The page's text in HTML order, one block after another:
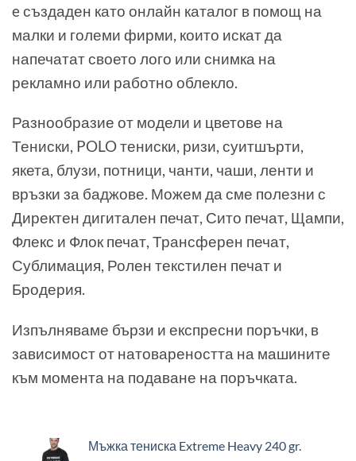
e създаден като онлайн каталог в помощ на
малки и големи фирми, които искат да
напечатат своето лого или снимка на
рекламно или работно облекло.
Разнообразие от модели и цветове на
Тениски, POLO тениски, ризи, суитшърти,
якета, блузи, потници, чанти, чаши, ленти и
връзки за баджове. Можем да сме полезни с
Директен дигитален печат, Сито печат, Щампи,
Флекс и Флок печат, Трансферен печат,
Сублимация, Ролен текстилен печат и
Бродерия.
Изпълняваме бързи и експресни поръчки, в
зависимост от натовареността на машините
към момента на подаване на поръчката.
Мъжка тениска Extreme Heavy 240 gr.